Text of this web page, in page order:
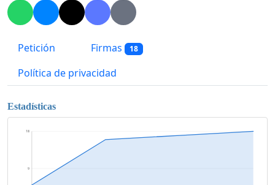
Petición Firmas 18
Política de privacidad
Estadísticas
9
18